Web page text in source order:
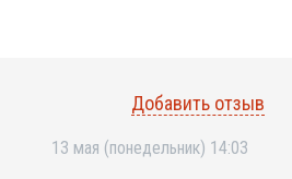
Добавить отзыв
13 мая (понедельник) 14:03